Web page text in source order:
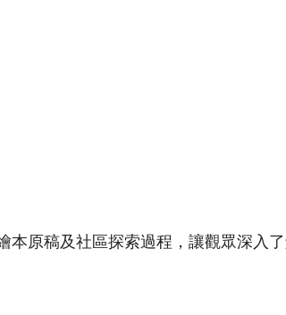
原稿及社區探索過程，讓觀眾深入了